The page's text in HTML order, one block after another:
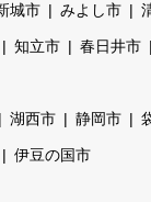
城市 みよし市
知立市 春日井市
湖西市 静岡市
伊豆の国市